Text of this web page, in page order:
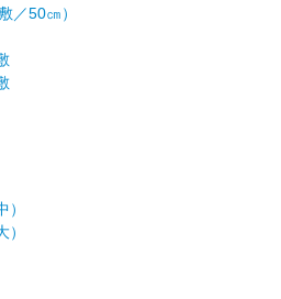
／50㎝）